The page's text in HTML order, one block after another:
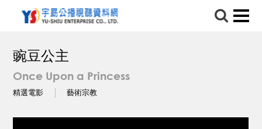
豌豆公主
Once Upon a Princess
精選電影 藝術宗教